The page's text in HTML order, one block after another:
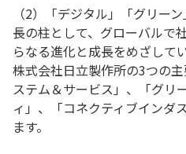
（2）「デジタル」「グリー
長の柱として、グローバルで
らなる進化と成長をめざしてい
株式会社日立製作所の3つの
ステム＆サービス」、「グリ
ィ」、「コネクティブインダ
ます。